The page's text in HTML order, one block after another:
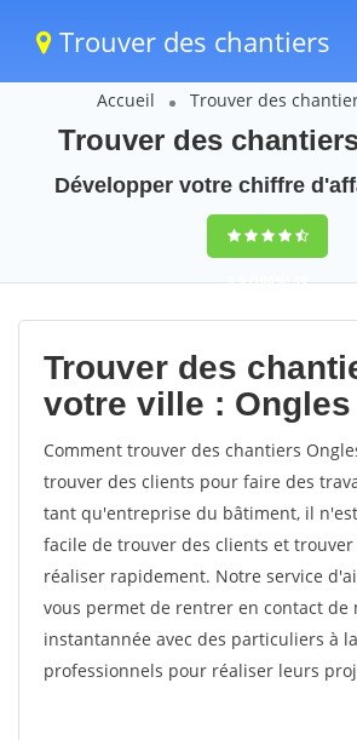
Trouver des chantiers
Accueil Trouver des
Trouver des
Développer votre chiffre
9,5(100%)39
votes
Trouver des
votre ville : Ongles
Comment trouver des chantiers
trouver des clients pour faire des
tant qu'entreprise du bâtiment, il
facile de trouver des clients et
réaliser rapidement. Notre service
vous permet de rentrer en contact de
instantannée avec des particuliers à
professionnels pour réaliser leurs